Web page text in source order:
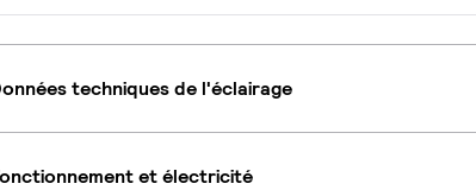
techniques de l'éclairage
et électricité